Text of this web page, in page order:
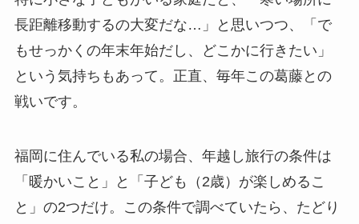
長距離移動するの大変だな…」と思いつつ、「で
もせっかくの年末年始だし、どこかに行きたい」
という気持ちもあって。正直、毎年この葛藤との
戦いです。
福岡に住んでいる私の場合、年越し旅行の条件は
「暖かいこと」と「子ども（2歳）が楽しめるこ
と」の2つだけ。この条件で調べていたら、たどり